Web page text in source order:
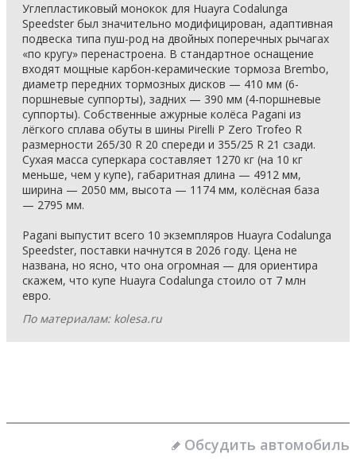
Углепластиковый монокок для Huayra Codalunga
Speedster был значительно модифицирован, адаптивная
подвеска типа пуш-род на двойных поперечных рычагах
«по кругу» перенастроена. В стандартное оснащение
входят мощные карбон-керамические тормоза Brembo,
диаметр передних тормозных дисков — 410 мм (6-
поршневые суппорты), задних — 390 мм (4-поршневые
суппорты). Собственные ажурные колёса Pagani из
лёгкого сплава обуты в шины Pirelli P Zero Trofeo R
размерности 265/30 R 20 спереди и 355/25 R 21 сзади.
Сухая масса суперкара составляет 1270 кг (на 10 кг
меньше, чем у купе), габаритная длина — 4912 мм,
ширина — 2050 мм, высота — 1174 мм, колёсная база
— 2795 мм.
Pagani выпустит всего 10 экземпляров Huayra Codalunga
Speedster, поставки начнутся в 2026 году. Цена не
названа, но ясно, что она огромная — для ориентира
скажем, что купе Huayra Codalunga стоило от 7 млн
евро.
По материалам: kolesa.ru
Обсудить автомобиль